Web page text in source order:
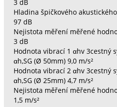
3 dB
Hladina špičkového
97 dB
Nejistota měření měřené
3 dB
Hodnota vibrací 1 αhv 3cestný
αh,SG (Ø 50mm) 9,0 m/s²
Hodnota vibrací 2 αhv 3cestný
αh,SG (Ø 25mm) 4,7 m/s²
Nejistota měření měřené
1,5 m/s²